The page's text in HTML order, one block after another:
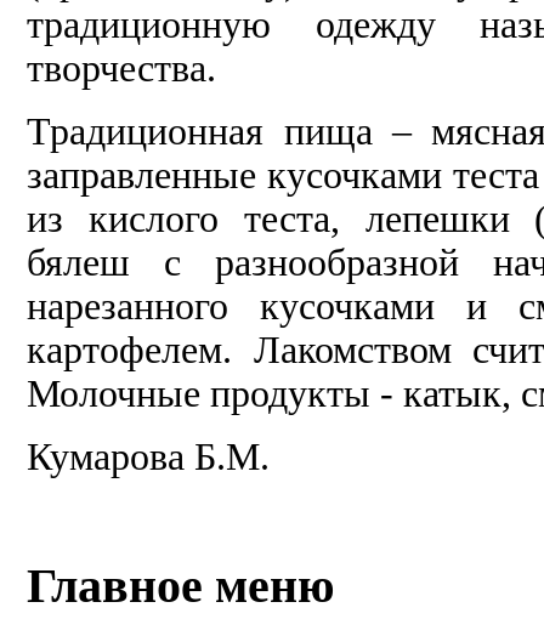
традиционную одежду
творчества.
Традиционная пища –
заправленные кусочками
из кислого теста, лепешки
бялеш с разнообразной
нарезанного кусочками
картофелем. Лакомством
Молочные продукты - катык,
Кумарова Б.М.
Главное меню